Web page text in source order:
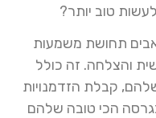
טוב יותר?
תחושת משמעות
והצלחה. זה כולל
קבלת הזדמנויות
הכי טובה שלהם